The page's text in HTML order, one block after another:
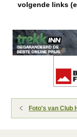
volgende links
Foto's van Club